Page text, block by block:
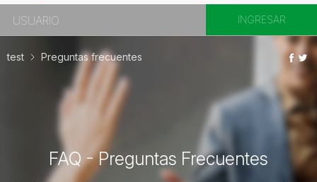
test Preguntas frecuentes
FAQ - Preguntas Frecuentes